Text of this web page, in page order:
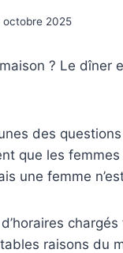
octobre 2025
? Le dîner
des
que les
une femme n’est
raisons du